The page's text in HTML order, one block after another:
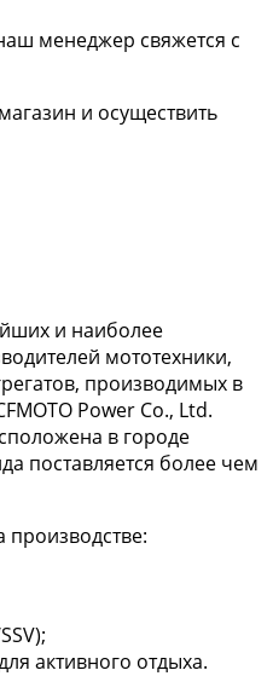
менеджер свяжется с
и осуществить
и наиболее
мототехники,
производимых в
Power Co., Ltd.
в городе
поставляется более чем
производстве:
активного отдыха.